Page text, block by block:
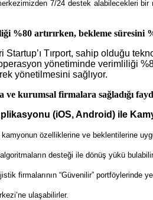
7/24 destek alabilecekleri
%80 artırırken, bekleme süresini
Tırport, sahip olduğu
yönetiminde verimliliği
yönetilmesini sağlıyor.
ve kurumsal firmalara sağladığı
(iOS, Android) ile
özelliklerine ve beklentilerine
desteği ile dönüş yükü
firmalarının “Güvenilir” portföylerinde
ulaşabilirler.